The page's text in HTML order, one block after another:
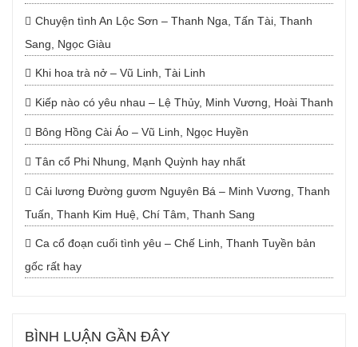
Chuyện tình An Lộc Sơn – Thanh Nga, Tấn Tài, Thanh
Sang, Ngọc Giàu
Khi hoa trà nở – Vũ Linh, Tài Linh
Kiếp nào có yêu nhau – Lệ Thủy, Minh Vương, Hoài Thanh
Bông Hồng Cài Áo – Vũ Linh, Ngọc Huyền
Tân cổ Phi Nhung, Mạnh Quỳnh hay nhất
Cải lương Đường gươm Nguyên Bá – Minh Vương, Thanh
Tuấn, Thanh Kim Huệ, Chí Tâm, Thanh Sang
Ca cổ đoạn cuối tình yêu – Chế Linh, Thanh Tuyền bản
gốc rất hay
BÌNH LUẬN GẦN ĐÂY